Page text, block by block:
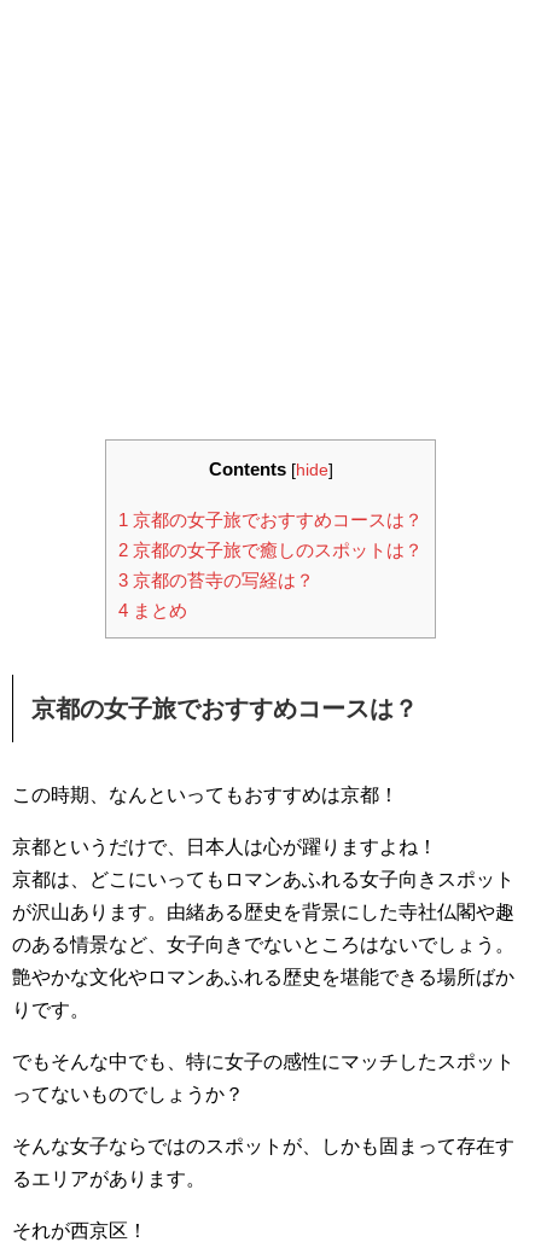
Contents [hide]
1 京都の女子旅でおすすめコースは？
2 京都の女子旅で癒しのスポットは？
3 京都の苔寺の写経は？
4 まとめ
京都の女子旅でおすすめコースは？
この時期、なんといってもおすすめは京都！
京都というだけで、日本人は心が躍りますよね！
京都は、どこにいってもロマンあふれる女子向きスポット
が沢山あります。由緒ある歴史を背景にした寺社仏閣や趣
のある情景など、女子向きでないところはないでしょう。
艶やかな文化やロマンあふれる歴史を堪能できる場所ばか
りです。
でもそんな中でも、特に女子の感性にマッチしたスポット
ってないものでしょうか？
そんな女子ならではのスポットが、しかも固まって存在す
るエリアがあります。
それが西京区！